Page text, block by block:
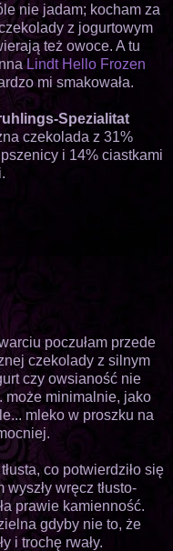
nie jadam; kocham za
z jogurtowym
też owoce. A tu
Lindt Hello Frozen
mi smakowała.
Spezialitat
czekolada z 31%
i 14% ciastkami
poczułam przede
czekolady z silnym
czy owsianość nie
może minimalnie, jako
mleko w proszku na
co potwierdziło się
wręcz tłusto-
prawie kamienność.
gdyby nie to, że
i trochę rwały.